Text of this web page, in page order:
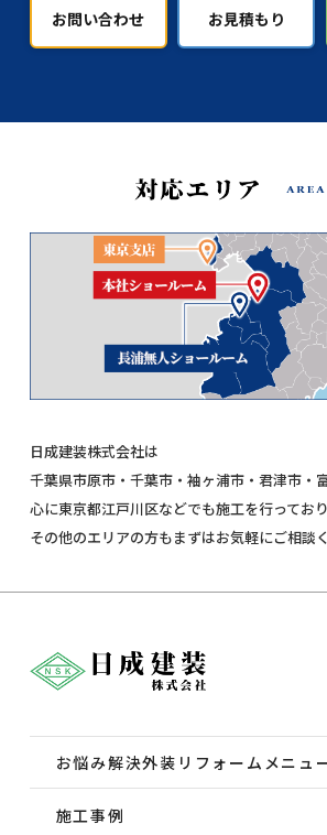
お問い合わせ お見積もり
日成建装株式会社は
千葉県市原市・千葉市・袖ヶ浦市・君津市・
心に東京都江戸川区などでも施工を行っており
その他のエリアの方もまずはお気軽にご相談く
お悩み解決外装 リフォームメニュ
施工事例